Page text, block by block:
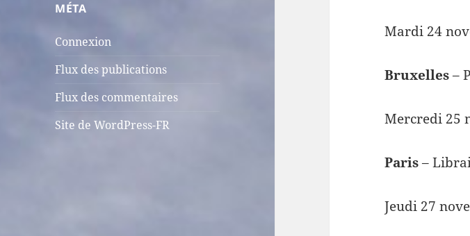
MÉTA
Connexion
Flux des publications
Flux des commentaires
Site de WordPress-FR
Mardi 24
Bruxelles–
Mercredi 25
Paris–
Jeudi 27